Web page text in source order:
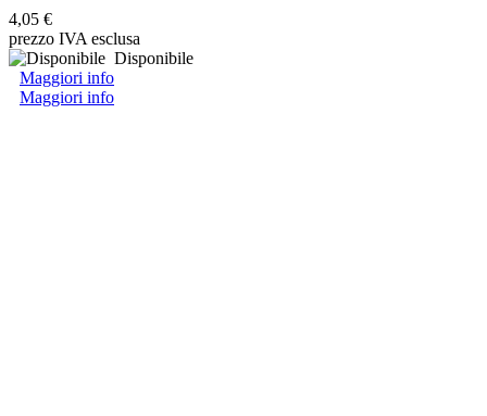
4,05 €
prezzo IVA esclusa
Disponibile
Maggiori info
Maggiori info